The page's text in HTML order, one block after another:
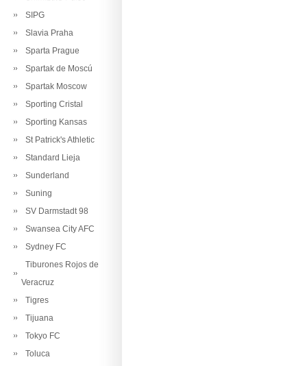
SIPG
Slavia Praha
Sparta Prague
Spartak de Moscú
Spartak Moscow
Sporting Cristal
Sporting Kansas
St Patrick's Athletic
Standard Lieja
Sunderland
Suning
SV Darmstadt 98
Swansea City AFC
Sydney FC
Tiburones Rojos de
Veracruz
Tigres
Tijuana
Tokyo FC
Toluca